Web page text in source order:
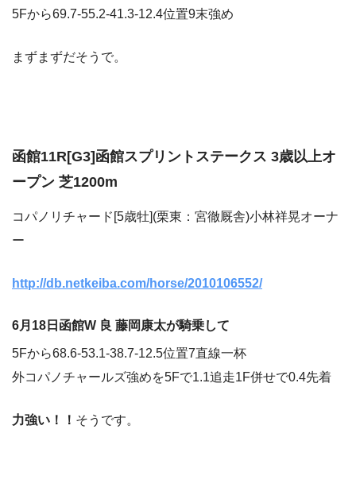
5Fから69.7-55.2-41.3-12.4位置9末強め
まずまずだそうで。
函館11R[G3]函館スプリントステークス 3歳以上オ
ープン 芝1200m
コパノリチャード[5歳牡](栗東：宮徹厩舎)小林祥晃オーナ
ー
http://db.netkeiba.com/horse/2010106552/
6月18日函館W 良 藤岡康太が騎乗して
5Fから68.6-53.1-38.7-12.5位置7直線一杯
外コパノチャールズ強めを5Fで1.1追走1F併せで0.4先着
力強い！！ そうです。